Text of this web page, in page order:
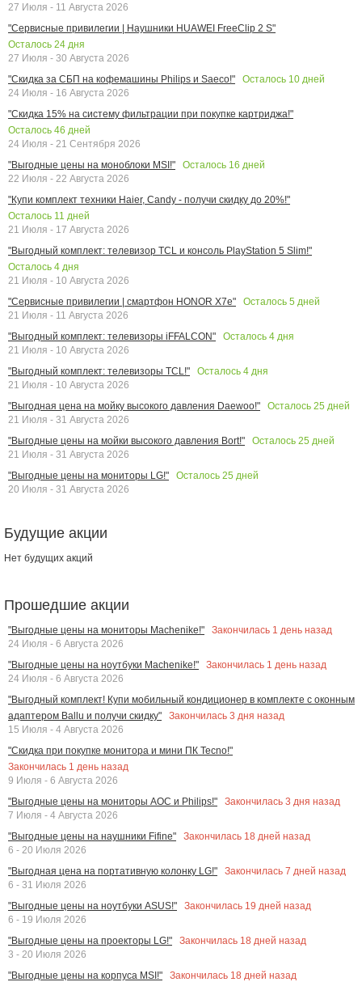
27 Июля - 11 Августа 2026
"Сервисные привилегии | Наушники HUAWEI FreeClip 2 S"
Осталось 24 дня
27 Июля - 30 Августа 2026
"Скидка за СБП на кофемашины Philips и Saeco!"
Осталось 10 дней
24 Июля - 16 Августа 2026
"Скидка 15% на систему фильтрации при покупке картриджа!"
Осталось 46 дней
24 Июля - 21 Сентября 2026
"Выгодные цены на моноблоки MSI!"
Осталось 16 дней
22 Июля - 22 Августа 2026
"Купи комплект техники Haier, Candy - получи скидку до 20%!"
Осталось 11 дней
21 Июля - 17 Августа 2026
"Выгодный комплект: телевизор TCL и консоль PlayStation 5 Slim!"
Осталось 4 дня
21 Июля - 10 Августа 2026
"Сервисные привилегии | смартфон HONOR X7e"
Осталось 5 дней
21 Июля - 11 Августа 2026
"Выгодный комплект: телевизоры iFFALCON"
Осталось 4 дня
21 Июля - 10 Августа 2026
"Выгодный комплект: телевизоры TCL!"
Осталось 4 дня
21 Июля - 10 Августа 2026
"Выгодная цена на мойку высокого давления Daewoo!"
Осталось 25 дней
21 Июля - 31 Августа 2026
"Выгодные цены на мойки высокого давления Bort!"
Осталось 25 дней
21 Июля - 31 Августа 2026
"Выгодные цены на мониторы LG!"
Осталось 25 дней
20 Июля - 31 Августа 2026
Будущие акции
Нет будущих акций
Прошедшие акции
"Выгодные цены на мониторы Machenike!" Закончилась 1 день назад
24 Июля - 6 Августа 2026
"Выгодные цены на ноутбуки Machenike!"
Закончилась 1 день назад
24 Июля - 6 Августа 2026
"Выгодный комплект! Купи мобильный кондиционер в комплекте с оконным
адаптером Ballu и получи скидку"
Закончилась 3 дня назад
15 Июля - 4 Августа 2026
"Скидка при покупке монитора и мини ПК Tecno!"
Закончилась 1 день назад
9 Июля - 6 Августа 2026
"Выгодные цены на мониторы AOC и Philips!"
Закончилась 3 дня назад
7 Июля - 4 Августа 2026
"Выгодные цены на наушники Fifine"
Закончилась 18 дней назад
6 - 20 Июля 2026
"Выгодная цена на портативную колонку LG!"
Закончилась 7 дней назад
6 - 31 Июля 2026
"Выгодные цены на ноутбуки ASUS!"
Закончилась 19 дней назад
6 - 19 Июля 2026
"Выгодные цены на проекторы LG!"
Закончилась 18 дней назад
3 - 20 Июля 2026
"Выгодные цены на корпуса MSI!"
Закончилась 18 дней назад